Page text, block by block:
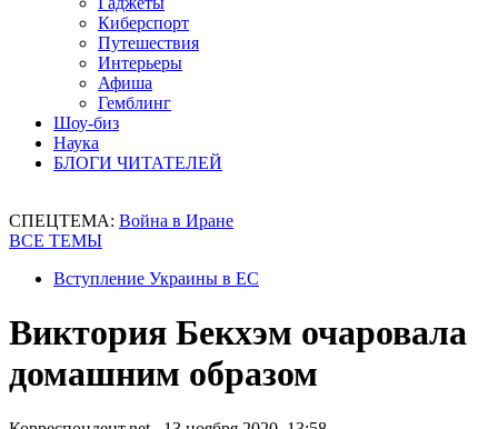
Киберспорт
Путешествия
Интерьеры
Афиша
Гемблинг
Шоу-биз
Наука
БЛОГИ ЧИТАТЕЛЕЙ
СПЕЦТЕМА: Война в Иране
ВСЕ ТЕМЫ
Вступление Украины в ЕС
Виктория Бекхэм очаровала
домашним образом